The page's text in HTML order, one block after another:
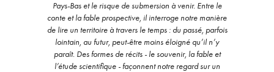
Pays-Bas et le risque de submersion à venir. Entre le
conte et la fable prospective, il interroge notre manière
de lire un territoire à travers le temps : du passé, parfois
lointain, au futur, peut-être moins éloigné qu’il n’y
paraît. Des formes de récits - le souvenir, la fable et
l’étude scientifique - façonnent notre regard sur un